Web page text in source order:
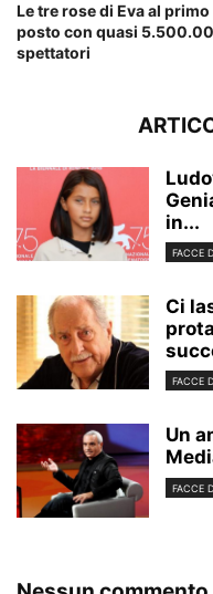
Le tre rose di Eva al primo
posto con quasi
spettatori
in...
FACCE
Ci
FACCE
Un
FACCE